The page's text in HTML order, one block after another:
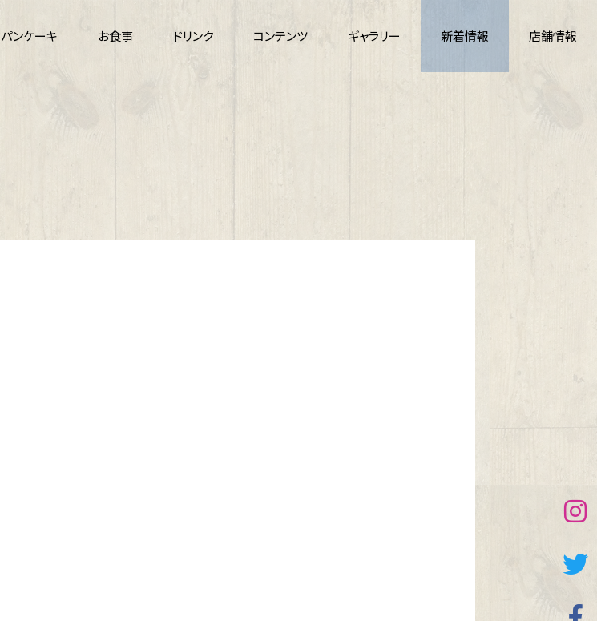
パンケーキ お食事 ドリンク コンテンツ ギャラリー 新着情報 店舗情報